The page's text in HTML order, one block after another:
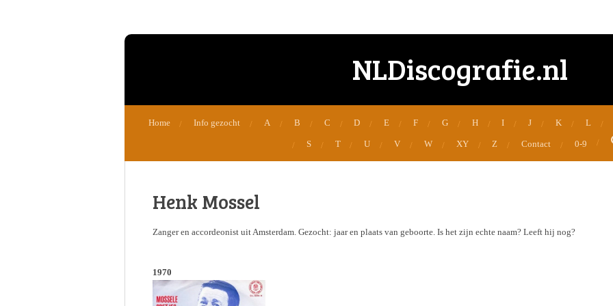
NLDiscografie.nl
Home Info gezocht A B C D E F G H I J K L
S T U V W XY Z Contact 0-9
Henk Mossel
Zanger en accordeonist uit Amsterdam. Gezocht: jaar en plaats van geboorte. Is het zijn echte naam? Leeft hij nog?
1970